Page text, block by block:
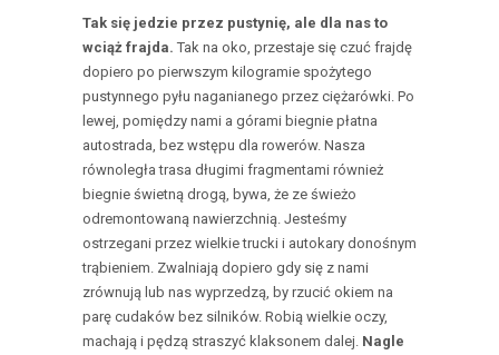
Tak się jedzie przez pustynię, ale dla nas to
wciąż frajda. Tak na oko, przestaje się czuć frajdę
dopiero po pierwszym kilogramie spożytego
pustynnego pyłu naganianego przez ciężarówki. Po
lewej, pomiędzy nami a górami biegnie płatna
autostrada, bez wstępu dla rowerów. Nasza
równoległa trasa długimi fragmentami również
biegnie świetną drogą, bywa, że ze świeżo
odremontowaną nawierzchnią. Jesteśmy
ostrzegani przez wielkie trucki i autokary donośnym
trąbieniem. Zwalniają dopiero gdy się z nami
zrównują lub nas wyprzedzą, by rzucić okiem na
parę cudaków bez silników. Robią wielkie oczy,
machają i pędzą straszyć klaksonem dalej. Nagle